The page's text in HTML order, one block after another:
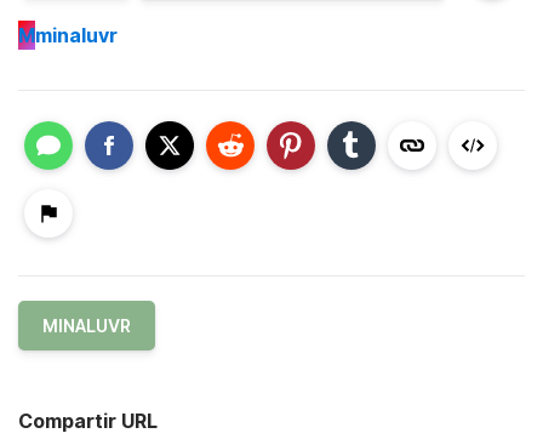
Mminaluvr
MINALUVR
Compartir URL